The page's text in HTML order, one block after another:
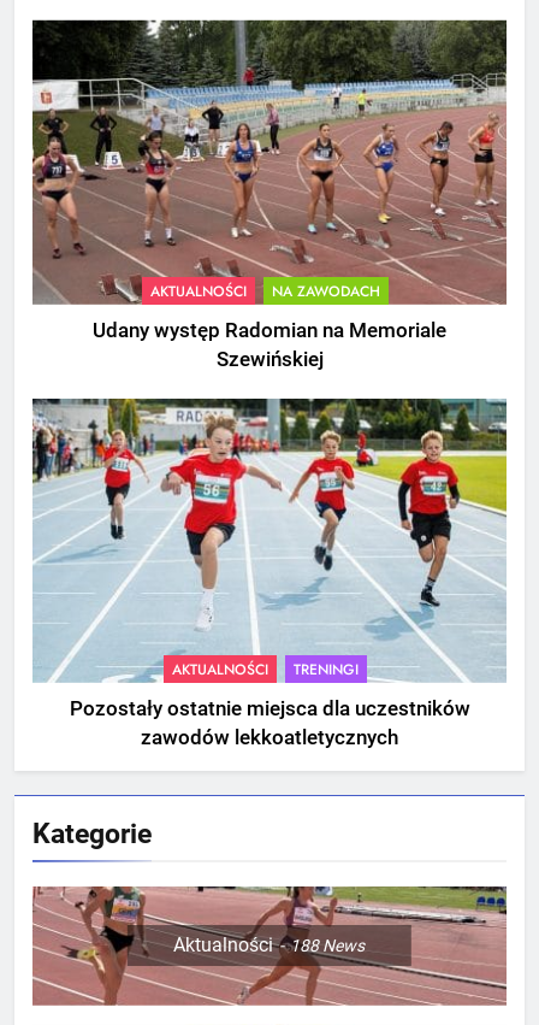
AKTUALNOŚCI NA ZAWODACH
Udany występ Radomian na Memoriale
Szewińskiej
AKTUALNOŚCI TRENINGI
Pozostały ostatnie miejsca dla uczestników
zawodów lekkoatletycznych
Kategorie
Aktualności 188News